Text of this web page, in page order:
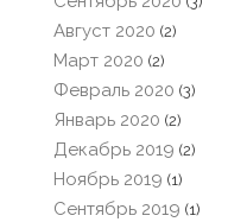
Август 2020 (2)
Март 2020 (2)
Февраль 2020 (3)
Январь 2020 (2)
Декабрь 2019 (2)
Ноябрь 2019 (1)
Сентябрь 2019 (1)